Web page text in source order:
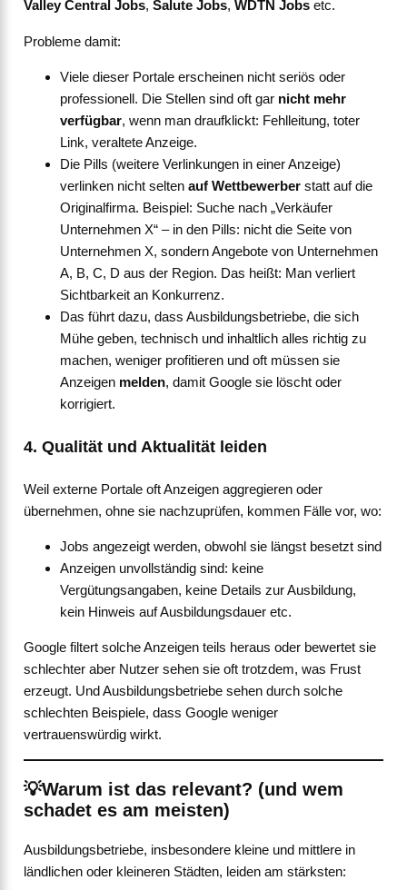
Valley Central Jobs, Salute Jobs, WDTN Jobsetc.
Probleme damit:
Viele dieser Portale erscheinen nicht seriös oder
professionell. Die Stellen sind oft gar nicht mehr
verfügbar, wenn man draufklickt: Fehlleitung, toter
Link, veraltete Anzeige.
Die Pills (weitere Verlinkungen in einer Anzeige)
verlinken nicht selten auf Wettbewerberstatt auf die
Originalfirma. Beispiel: Suche nach „Verkäufer
Unternehmen X“ – in den Pills: nicht die Seite von
Unternehmen X, sondern Angebote von Unternehmen
A, B, C, D aus der Region. Das heißt: Man verliert
Sichtbarkeit an Konkurrenz.
Das führt dazu, dass Ausbildungsbetriebe, die sich
Mühe geben, technisch und inhaltlich alles richtig zu
machen, weniger profitieren und oft müssen sie
Anzeigen melden, damit Google sie löscht oder
korrigiert.
4. Qualität und Aktualität leiden
Weil externe Portale oft Anzeigen aggregieren oder
übernehmen, ohne sie nachzuprüfen, kommen Fälle vor, wo:
Jobs angezeigt werden, obwohl sie längst besetzt sind
Anzeigen unvollständig sind: keine
Vergütungsangaben, keine Details zur Ausbildung,
kein Hinweis auf Ausbildungsdauer etc.
Google filtert solche Anzeigen teils heraus oder bewertet sie
schlechter aber Nutzer sehen sie oft trotzdem, was Frust
erzeugt. Und Ausbildungsbetriebe sehen durch solche
schlechten Beispiele, dass Google weniger
vertrauenswürdig wirkt.
💡Warum ist das relevant? (und wem
schadet es am meisten)
Ausbildungsbetriebe, insbesondere kleine und mittlere in
ländlichen oder kleineren Städten, leiden am stärksten: